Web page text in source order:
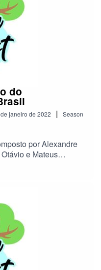
do
janeiro de 2022 |
Season
por Alexandre
e Mateus